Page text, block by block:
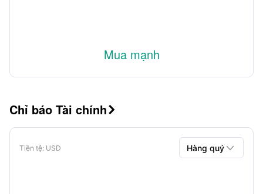
Mua mạnh
Chỉ báo Tài chính 
Tiền tệ: USD Hàng quý 